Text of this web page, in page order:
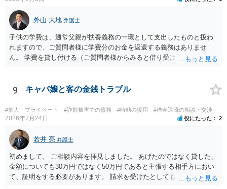
外山 大地 弁護士
子供の学費は、通常父親が扶養義務の一環として支出したものと扱わ
れますので、ご質問者様に学費分のお金を返還する義務はありませ
ん。 学費を貸し付ける（ご質問者様からみると借り受ける）といった
ょう。
9 キャバ嬢と客の金銭トラブル
#個人・プライベート #詐欺被害での債務 #時効の援用 #借金返済の相談・交渉
2026年7月24日 役にたった 2
若井 亮 弁護士
初めまして。 ご相談内容を拝見しました。 あげたのではなく貸した、
金額についても30万円ではなく50万円であると主張する相手方におい
て、証明をする必要があります。 請求を受けたとしても、もらったも